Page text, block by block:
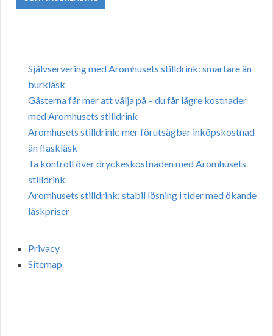
Självservering med Aromhusets stilldrink: smartare än
burkläsk
Gästerna får mer att välja på – du får lägre kostnader
med Aromhusets stilldrink
Aromhusets stilldrink: mer förutsägbar inköpskostnad
än flaskläsk
Ta kontroll över dryckeskostnaden med Aromhusets
stilldrink
Aromhusets stilldrink: stabil lösning i tider med ökande
läskpriser
Privacy
Sitemap